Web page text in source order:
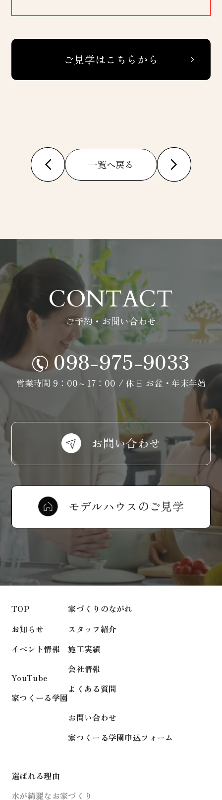
ご見学はこちらから
一覧へ戻る
CONTACT
ご予約・お問い合わせ
098-975-9033
営業時間 9：00～17：00 / 休日 お盆・年末年始
お問い合わせ
モデルハウスのご見学
TOP
お知らせ
イベント情報
YouTube
家つくーる学園
家づくりのながれ
スタッフ紹介
施工実績
会社情報
よくある質問
お問い合わせ
家つくーる学園申込フォーム
選ばれる理由
水が綺麗なお家づくり